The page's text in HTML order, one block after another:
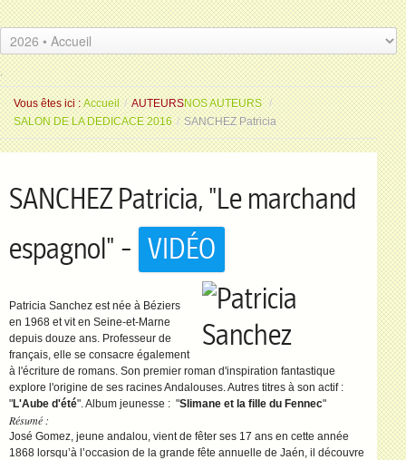
.
.
Vous êtes ici : Accueil / AUTEURSNOS AUTEURS /
SALON DE LA DEDICACE 2016 / SANCHEZ Patricia
SANCHEZ Patricia, "Le marchand
espagnol" - VIDÉO
Patricia Sanchez est née à Béziers
en 1968 et vit en Seine-et-Marne
depuis douze ans. Professeur de
français, elle se consacre également
à l'écriture de romans. Son premier roman d'inspiration fantastique
explore l'origine de ses racines Andalouses. Autres titres à son actif :
"L'Aube d'été". Album jeunesse : "Slimane et la fille du Fennec"
Résumé :
José Gomez, jeune andalou, vient de fêter ses 17 ans en cette année
1868 lorsqu’à l’occasion de la grande fête annuelle de Jaén, il découvre